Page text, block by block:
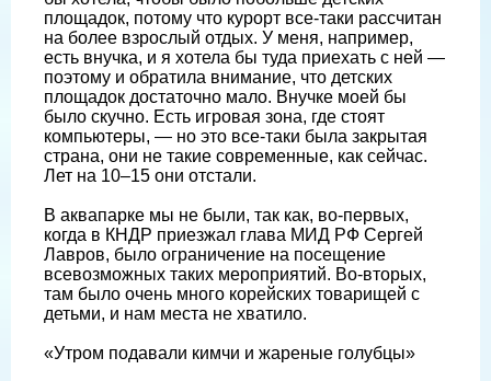
площадок, потому что курорт все-таки рассчитан
на более взрослый отдых. У меня, например,
есть внучка, и я хотела бы туда приехать с ней —
поэтому и обратила внимание, что детских
площадок достаточно мало. Внучке моей бы
было скучно. Есть игровая зона, где стоят
компьютеры, — но это все-таки была закрытая
страна, они не такие современные, как сейчас.
Лет на 10–15 они отстали.
В аквапарке мы не были, так как, во-первых,
когда в КНДР приезжал глава МИД РФ Сергей
Лавров, было ограничение на посещение
всевозможных таких мероприятий. Во-вторых,
там было очень много корейских товарищей с
детьми, и нам места не хватило.
«Утром подавали кимчи и жареные голубцы»